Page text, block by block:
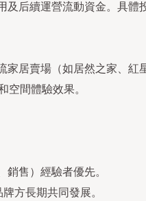
后續運營流動資金。具
居賣場（如居然之家、紅
空間體驗效果。
售）經驗者優先。
方長期共同發展。